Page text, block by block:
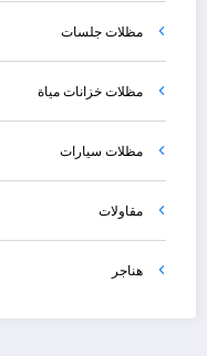
مظلات جلسات
مظلات خزانات مياة
مظلات سيارات
مقاولات
هناجر